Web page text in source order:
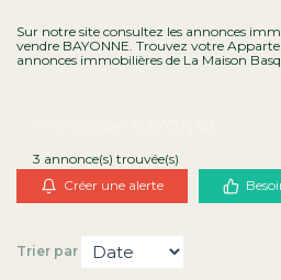
Contact
Sur notre site consultez les annonces
vendre BAYONNE. Trouvez votre
annonces immobilières de La Maison
3 annonce(s) trouvée(s)
Créer une alerte
Trier par